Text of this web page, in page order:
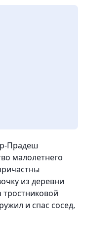
Прадеш
малолетнего
из деревни
тростниковой
и спас сосед,